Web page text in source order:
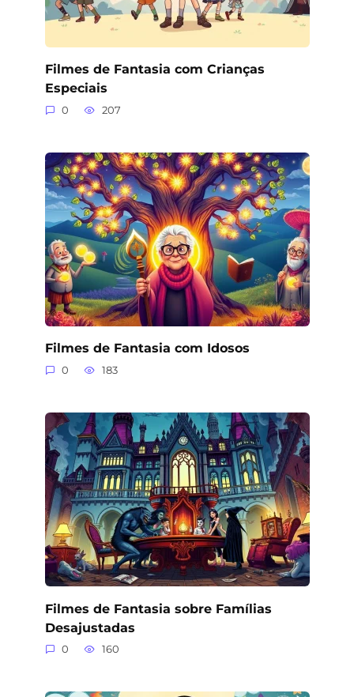
Filmes de Fantasia com Crianças
Especiais
0 207
Filmes de Fantasia com Idosos
0 183
Filmes de Fantasia sobre Famílias
Desajustadas
0 160